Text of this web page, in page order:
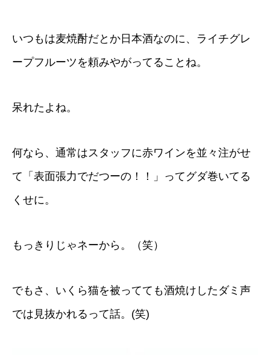
いつもは麦焼酎だとか日本酒なのに、ライチグレ
ープフルーツを頼みやがってることね。
呆れたよね。
何なら、通常はスタッフに赤ワインを並々注がせ
て「表面張力でだつーの！！」ってグダ巻いてる
くせに。
もっきりじゃネーから。（笑）
でもさ、いくら猫を被ってても酒焼けしたダミ声
では見抜かれるって話。(笑)